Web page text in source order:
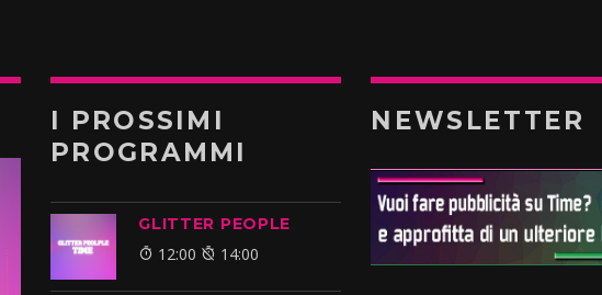
I PROSSIMI
PROGRAMMI
GLITTER PEOPLE
12:00 14:00
NEWSLETTER